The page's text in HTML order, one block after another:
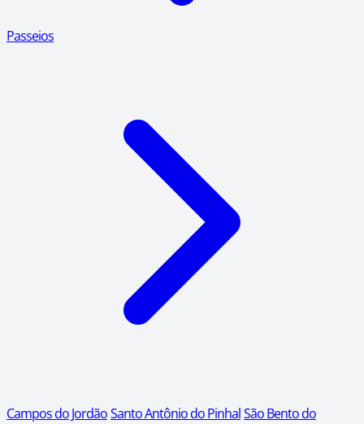
Passeios
Campos do JordãoSanto Antônio do PinhalSão Bento do